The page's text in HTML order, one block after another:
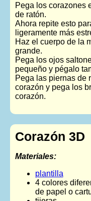
Pega los corazones
de ratón.
Ahora repite esto
ligeramente más
Haz el cuerpo de la
grande.
Pega los ojos
pequeño y pégalo
Pega las piernas de
corazón y pega los
corazón.
Corazón 3D
Materiales:
plantilla
4 colores
de papel o